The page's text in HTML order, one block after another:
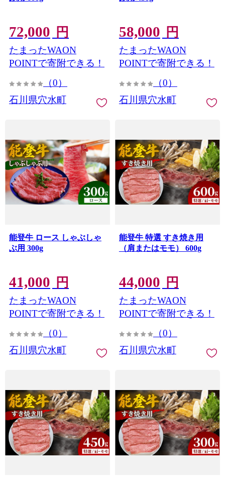
72,000 円
たまったWAON
POINTで寄附できる！
（0）
石川県穴水町
58,000 円
たまったWAON
POINTで寄附できる！
（0）
石川県穴水町
能登牛 ロース しゃぶしゃ
ぶ用 300g
41,000 円
たまったWAON
POINTで寄附できる！
（0）
石川県穴水町
能登牛 特選 すき焼き用
（肩またはモモ） 600g
44,000 円
たまったWAON
POINTで寄附できる！
（0）
石川県穴水町